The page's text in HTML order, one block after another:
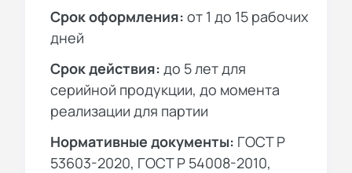
Срок оформления: от 1 до 15 рабочих
дней
Срок действия: до 5 лет для
серийной продукции, до момента
реализации для партии
Нормативные документы: ГОСТ Р
53603-2020, ГОСТ Р 54008-2010,